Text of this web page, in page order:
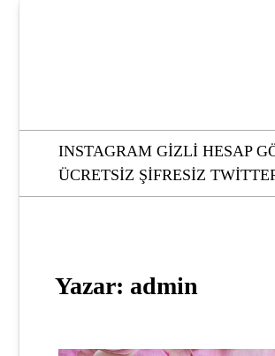
INSTAGRAM GIZLI HESAP
ÜCRETSIZ ŞIFRESIZ
Yazar: admin